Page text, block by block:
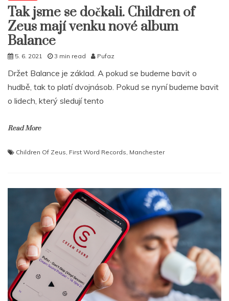
Tak jsme se dočkali. Children of
Zeus mají venku nové album
Balance
5. 6. 2021 3 min read Pufaz
Držet Balance je základ. A pokud se budeme bavit o
hudbě, tak to platí dvojnásob. Pokud se nyní budeme bavit
o lidech, který sledují tento
Read More
Children Of Zeus First Word Records Manchester